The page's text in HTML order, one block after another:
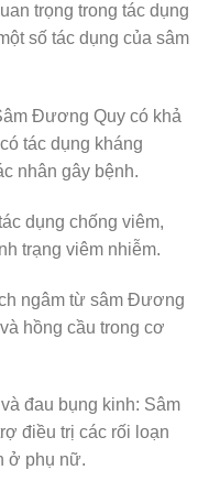
trọng trong tác dụng
số tác dụng của sâm
Đương Quy có khả
tác dụng kháng
nhân gây bệnh.
dụng chống viêm,
trạng viêm nhiễm.
ngâm từ sâm Đương
hồng cầu trong cơ
đau bụng kinh: Sâm
điều trị các rối loạn
ở phụ nữ.